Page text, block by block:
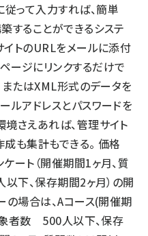
って入力すれば、簡単
することができるシステ
イトのURLをメールに添付
ージにリンクするだけで
またはXML形式のデータを
ルアドレスとパスワードを
境さえあれば、管理サイト
成も集計もできる。 価格
ート（開催期間1ヶ月、質
下、保存期間2ヶ月）の開
場合は、Aコース(開催期
者数 500人以下、保存